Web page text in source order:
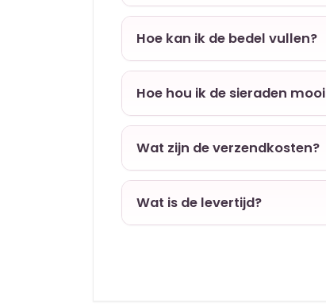
Hoe kan ik de bedel vullen?
Hoe hou ik de sieraden
Wat zijn de verzendkosten?
Wat is de levertijd?